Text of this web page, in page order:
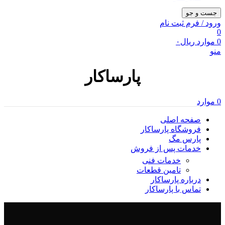
جست و جو
ورود / فرم ثبت نام
0
0 موارد ریال ۰
منو
پارساکار
0 موارد
صفحه اصلی
فروشگاه پارساکار
پارس مگ
خدمات پس از فروش
خدمات فنی
تامین قطعات
درباره پارساکار
تماس با پارساکار